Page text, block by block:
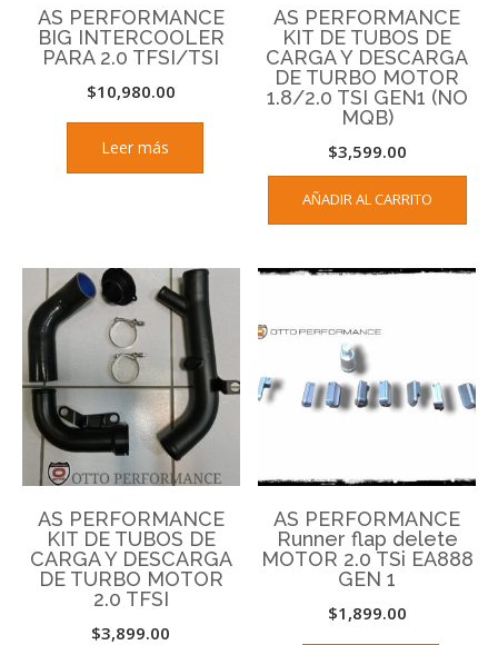
AS PERFORMANCE
BIG INTERCOOLER
PARA 2.0 TFSI/TSI
$10,980.00
Leer más
AS PERFORMANCE
KIT DE TUBOS DE
CARGA Y DESCARGA
DE TURBO MOTOR
1.8/2.0 TSI GEN1 (NO
MQB)
$3,599.00
AÑADIR AL CARRITO
AS PERFORMANCE
KIT DE TUBOS DE
CARGA Y DESCARGA
DE TURBO MOTOR
2.0 TFSI
$3,899.00
AS PERFORMANCE
Runner flap delete
MOTOR 2.0 TSi EA888
GEN 1
$1,899.00